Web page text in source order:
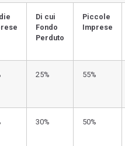
Di cui
Fondo
Perduto
Piccole
Imprese
25% 55%
30% 50%